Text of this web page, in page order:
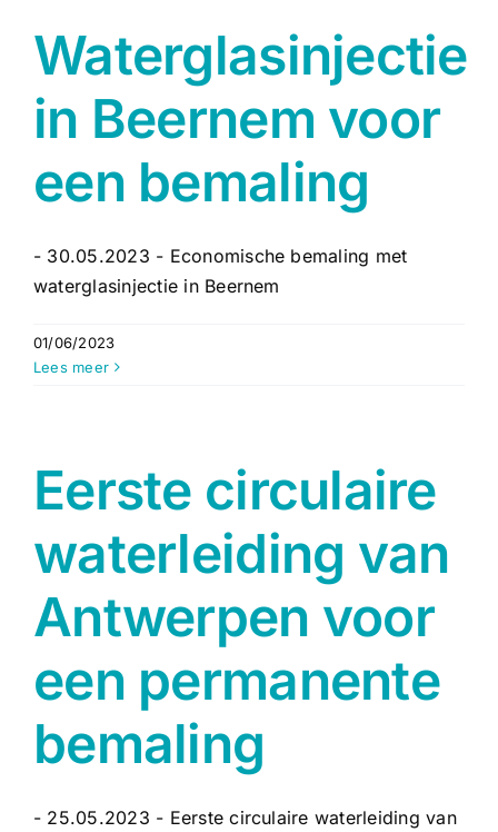
Waterglasinjectie
in Beernem voor
een bemaling
- 30.05.2023 - Economische bemaling met
waterglasinjectie in Beernem
01/06/2023
Lees meer
Eerste circulaire
waterleiding van
Antwerpen voor
een permanente
bemaling
- 25.05.2023 - Eerste circulaire waterleiding van